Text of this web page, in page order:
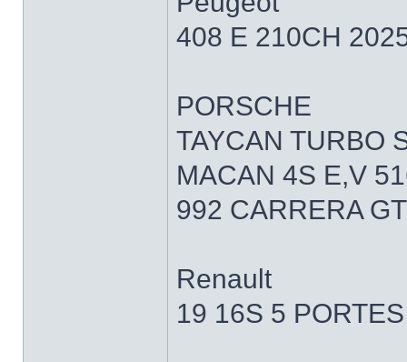
408 E 210CH
PORSCHE
TAYCAN TURBO
MACAN 4S E,V
992 CARRERA
Renault
19 16S 5